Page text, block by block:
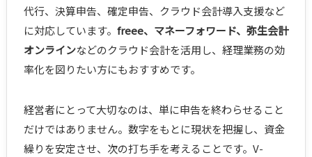
代行、決算申告、確定申告、クラウド会計導入支援など
に対応しています。 freee、マネーフォワード、弥生会計
オンラインなどのクラウド会計を活用し、経理業務の効
率化を図りたい方にもおすすめです。
経営者にとって大切なのは、単に申告を終わらせること
だけではありません。数字をもとに現状を把握し、資金
繰りを安定させ、次の打ち手を考えることです。V-